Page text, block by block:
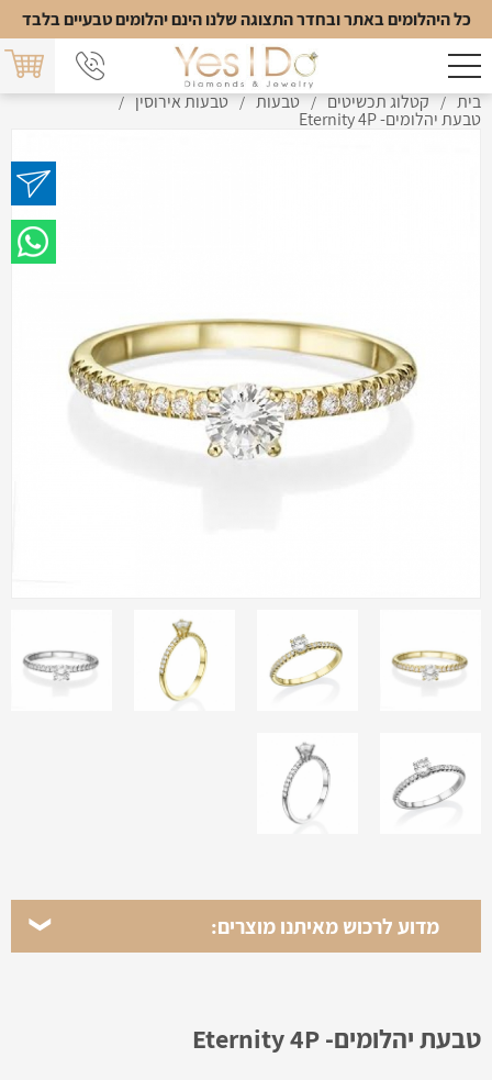
כל היהלומים באתר ובחדר התצוגה שלנו הינם יהלומים טבעיים בלבד
בית / קטלוג תכשיטים / טבעות / טבעות אירוסין /
טבעת יהלומים- Eternity 4P
מדוע לרכוש מאיתנו מוצרים:
טבעת יהלומים- Eternity 4P